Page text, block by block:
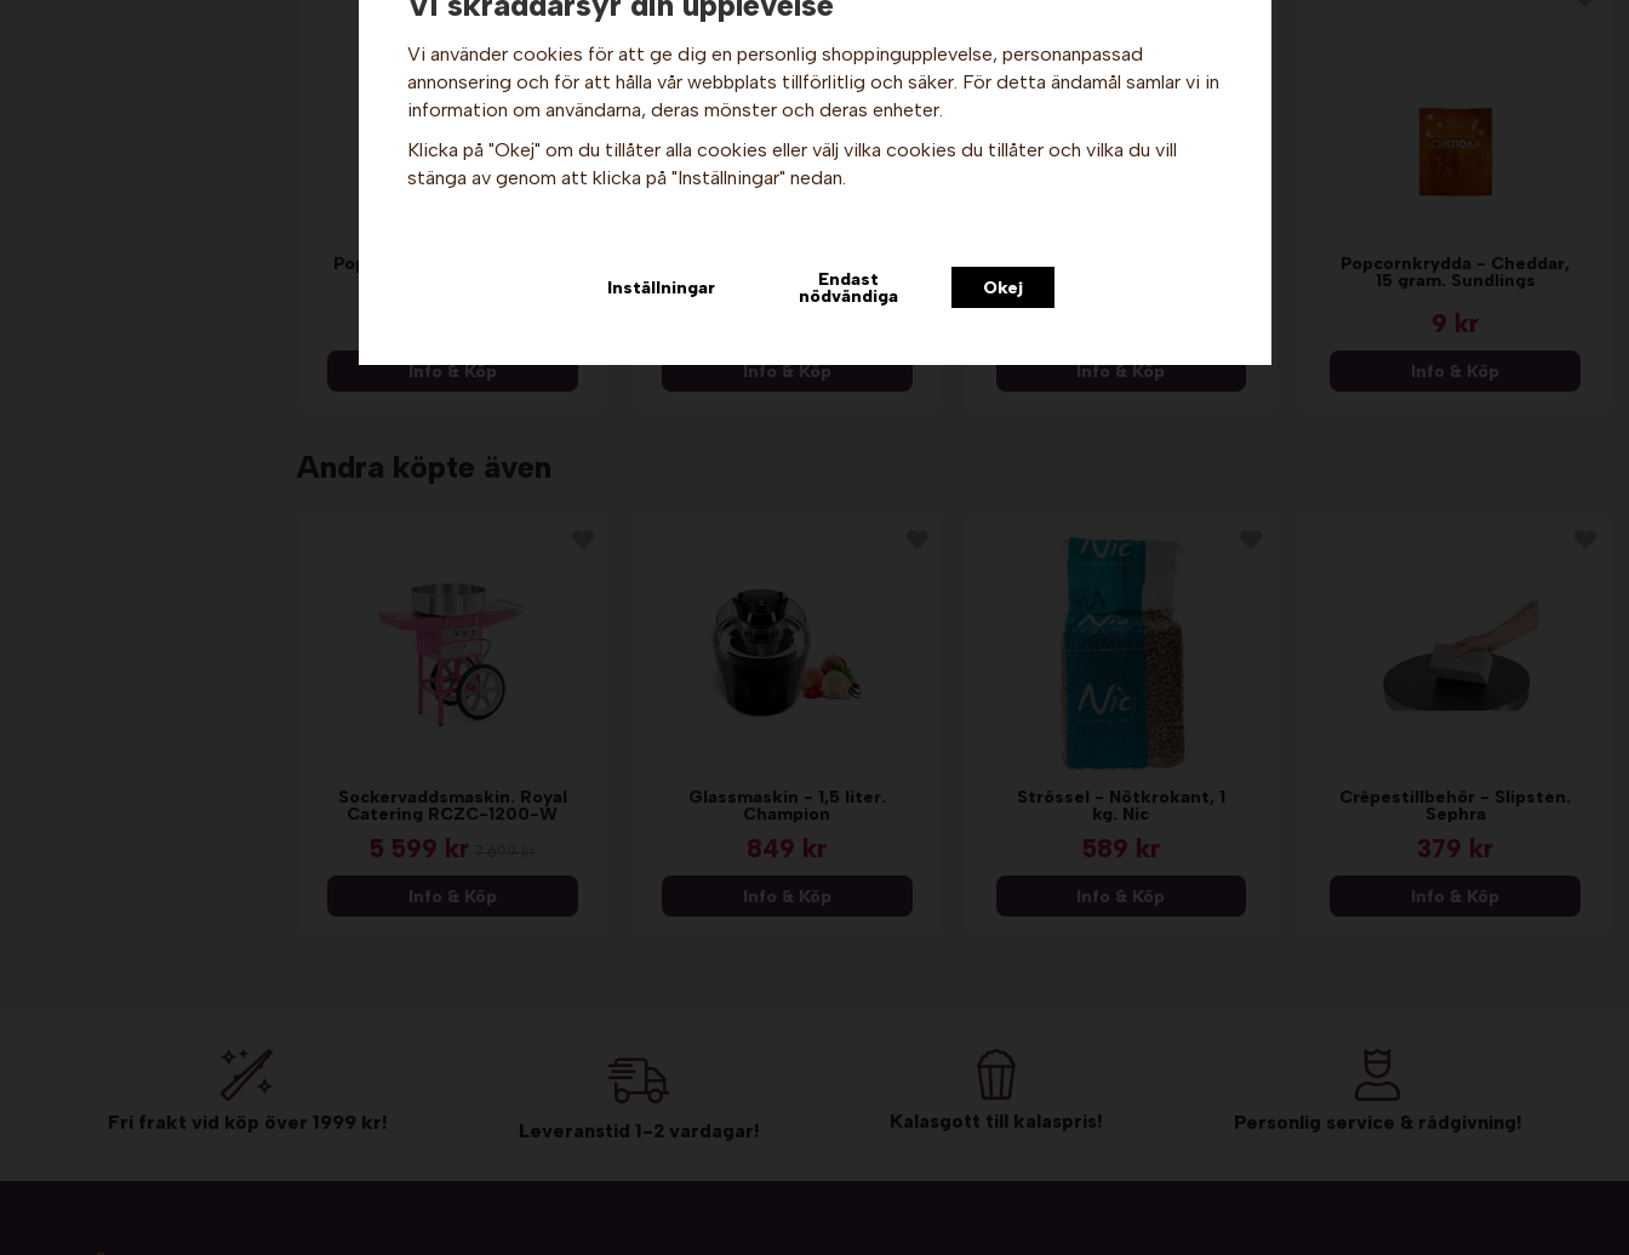
Hej och välkommen till Gottes!
företag (exkl. moms) för hur våra priser ska visas.
Popcornkrydda - Barbecue.
Info & Köp
gram x 100 st. Sundlings
Info & Köp
Sourcream & Onion, 26
Info & Köp
Popcornkrydda - Cheddar,
15 gram. Sundlings
9 kr
Info & Köp
Andra köpte även
Sockervaddsmaskin. Royal
Catering RCZC-1200-W
5 599 kr
Info & Köp
Glassmaskin - 1,5 liter.
Champion
849 kr
Info & Köp
Strössel - Nötkrokant, 1
kg. Nic
589 kr
Info & Köp
Crêpestillbehör - Slipsten.
Sephra
379 kr
Info & Köp
Fri frakt vid köp över 1999 kr! Leveranstid 1-2 vardagar! Kalasgott till kalaspris! Personlig service & rådgivning!
Vi använder cookies för att ge dig en personlig shoppingupplevelse, personanpassad
annonsering och för att hålla vår webbplats tillförlitlig och säker. För detta ändamål samlar vi in
information om användarna, deras mönster och deras enheter.
Klicka på "Okej" om du tillåter alla cookies eller välj vilka cookies du tillåter och vilka du vill
stänga av genom att klicka på "Inställningar" nedan.
Inställningar Endast
nödvändiga Okej